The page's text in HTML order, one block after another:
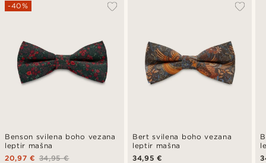
Benson svilena boho vezana
leptir mašna
-40%
34,95 €
20,97 €
Bert svilena boho vezana
leptir mašna
34,95 €